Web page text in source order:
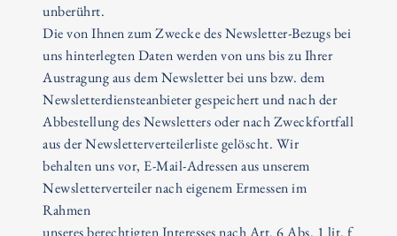
unberührt.
Die von Ihnen zum Zwecke des Newsletter-Bezugs bei
uns hinterlegten Daten werden von uns bis zu Ihrer
Austragung aus dem Newsletter bei uns bzw. dem
Newsletterdiensteanbieter gespeichert und nach der
Abbestellung des Newsletters oder nach Zweckfortfall
aus der Newsletterverteilerliste gelöscht. Wir
behalten uns vor, E-Mail-Adressen aus unserem
Newsletterverteiler nach eigenem Ermessen im
Rahmen